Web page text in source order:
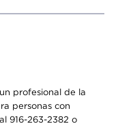
profesional de la
personas con
916-263-2382 o